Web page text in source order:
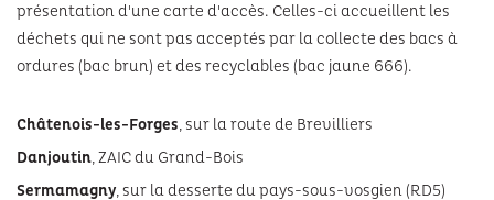
Gardes champêtres
Les Riffs du Lion
Cinémas d’aujourd’hui
Théâtre du Pilier
présentation d'une carte d'accès. Celles-ci accueillent les
déchets qui ne sont pas acceptés par la collecte des bacs à
ordures (bac brun) et des recyclables (bac jaune 666).
Châtenois-les-Forges, sur la route de Brevilliers
Danjoutin, ZAIC du Grand-Bois
Sermamagny, sur la desserte du pays-sous-vosgien (RD5)